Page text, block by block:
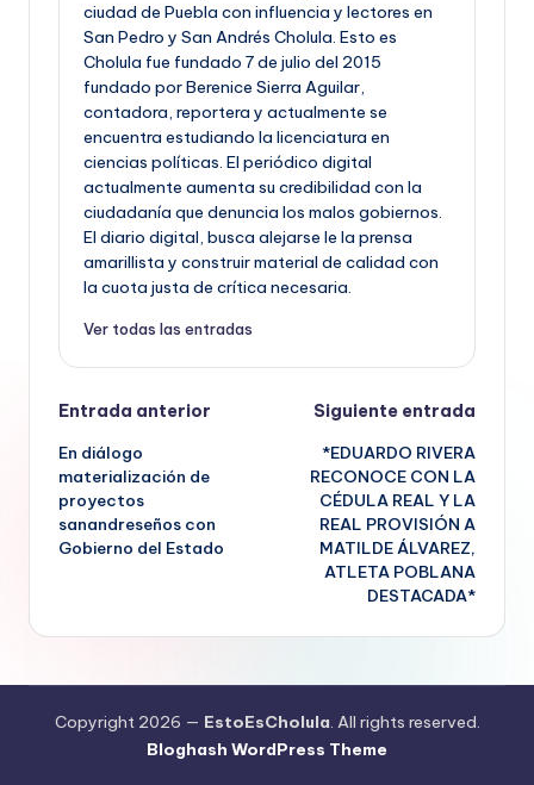
ciudad de Puebla con influencia y lectores en
San Pedro y San Andrés Cholula. Esto es
Cholula fue fundado 7 de julio del 2015
fundado por Berenice Sierra Aguilar,
contadora, reportera y actualmente se
encuentra estudiando la licenciatura en
ciencias políticas. El periódico digital
actualmente aumenta su credibilidad con la
ciudadanía que denuncia los malos gobiernos.
El diario digital, busca alejarse le la prensa
amarillista y construir material de calidad con
la cuota justa de crítica necesaria.
Ver todas las entradas
Navegación
de
entradas
Entrada anterior
En diálogo
materialización de
proyectos
sanandreseños con
Gobierno del Estado
Siguiente entrada
*EDUARDO RIVERA
RECONOCE CON LA
CÉDULA REAL Y LA
REAL PROVISIÓN A
MATILDE ÁLVAREZ,
ATLETA POBLANA
DESTACADA*
Copyright 2026 — EstoEsCholula. All rights reserved.
Bloghash WordPress Theme